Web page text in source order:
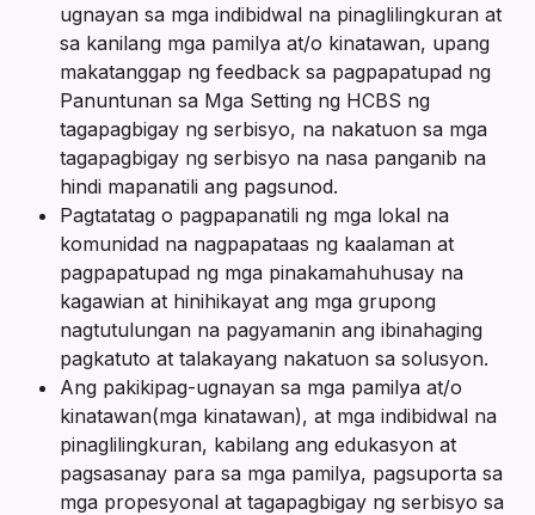
ugnayan sa mga indibidwal na pinaglilingkuran at
sa kanilang mga pamilya at/o kinatawan, upang
makatanggap ng feedback sa pagpapatupad ng
Panuntunan sa Mga Setting ng HCBS ng
tagapagbigay ng serbisyo, na nakatuon sa mga
tagapagbigay ng serbisyo na nasa panganib na
hindi mapanatili ang pagsunod.
Pagtatatag o pagpapanatili ng mga lokal na
komunidad na nagpapataas ng kaalaman at
pagpapatupad ng mga pinakamahuhusay na
kagawian at hinihikayat ang mga grupong
nagtutulungan na pagyamanin ang ibinahaging
pagkatuto at talakayang nakatuon sa solusyon.
Ang pakikipag-ugnayan sa mga pamilya at/o
kinatawan(mga kinatawan), at mga indibidwal na
pinaglilingkuran, kabilang ang edukasyon at
pagsasanay para sa mga pamilya, pagsuporta sa
mga propesyonal at tagapagbigay ng serbisyo sa